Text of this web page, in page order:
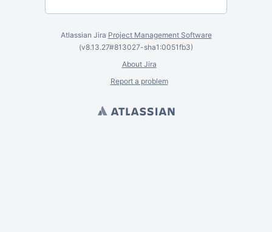
Atlassian Jira Project Management Software
(v8.13.27#813027-sha1:0051fb3)
About Jira
Report a problem